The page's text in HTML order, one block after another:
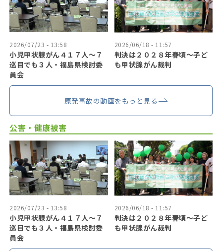
2026/07/23 - 13:58
小児甲状腺がん４１７人〜７
巡目でも３人・福島県検討委
員会
2026/06/18 - 11:57
判決は２０２８年春頃〜子ど
も甲状腺がん裁判
原発事故の動画をもっと見る
公害・健康被害
2026/07/23 - 13:58
小児甲状腺がん４１７人〜７
巡目でも３人・福島県検討委
員会
2026/06/18 - 11:57
判決は２０２８年春頃〜子ど
も甲状腺がん裁判